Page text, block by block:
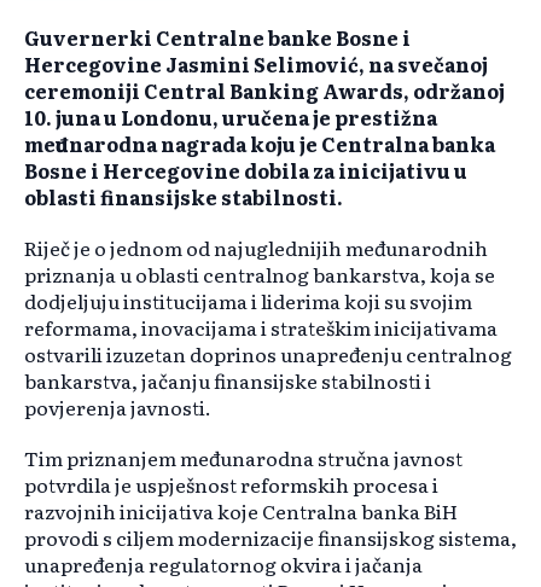
Guvernerki Centralne banke Bosne i
Hercegovine Jasmini Selimović, na svečanoj
ceremoniji Central Banking Awards, održanoj
10. juna u Londonu, uručena je prestižna
međunarodna nagrada koju je Centralna banka
Bosne i Hercegovine dobila za inicijativu u
oblasti finansijske stabilnosti.
Riječ je o jednom od najuglednijih međunarodnih
priznanja u oblasti centralnog bankarstva, koja se
dodjeljuju institucijama i liderima koji su svojim
reformama, inovacijama i strateškim inicijativama
ostvarili izuzetan doprinos unapređenju centralnog
bankarstva, jačanju finansijske stabilnosti i
povjerenja javnosti.
Tim priznanjem međunarodna stručna javnost
potvrdila je uspješnost reformskih procesa i
razvojnih inicijativa koje Centralna banka BiH
provodi s ciljem modernizacije finansijskog sistema,
unapređenja regulatornog okvira i jačanja